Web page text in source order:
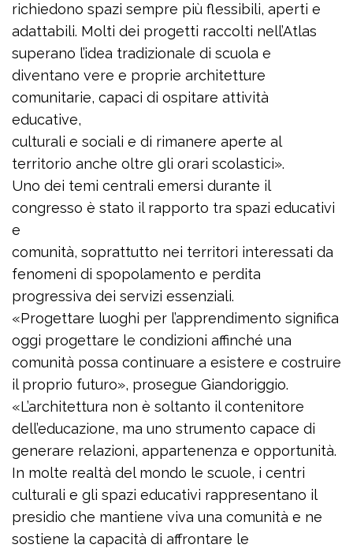
richiedono spazi sempre più flessibili, aperti e
adattabili. Molti dei progetti raccolti nell’Atlas
superano l’idea tradizionale di scuola e
diventano vere e proprie architetture
comunitarie, capaci di ospitare attività
educative,
culturali e sociali e di rimanere aperte al
territorio anche oltre gli orari scolastici».
Uno dei temi centrali emersi durante il
congresso è stato il rapporto tra spazi educativi
e
comunità, soprattutto nei territori interessati da
fenomeni di spopolamento e perdita
progressiva dei servizi essenziali.
«Progettare luoghi per l’apprendimento significa
oggi progettare le condizioni affinché una
comunità possa continuare a esistere e costruire
il proprio futuro», prosegue Giandoriggio.
«L’architettura non è soltanto il contenitore
dell’educazione, ma uno strumento capace di
generare relazioni, appartenenza e opportunità.
In molte realtà del mondo le scuole, i centri
culturali e gli spazi educativi rappresentano il
presidio che mantiene viva una comunità e ne
sostiene la capacità di affrontare le